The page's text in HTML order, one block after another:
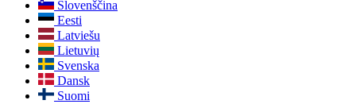
Slovenščina
Eesti
Latviešu
Lietuvių
Svenska
Dansk
Suomi